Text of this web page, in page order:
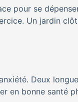
pour se
Un jardin
Deux
en bonne santé